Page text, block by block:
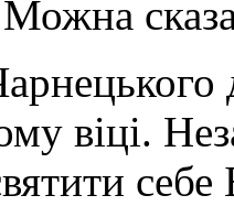
віці.
себе